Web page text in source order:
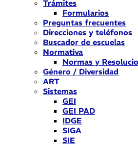
Trámites
Formularios
Preguntas frecuentes
Direcciones y teléfonos
Buscador de escuelas
Normativa
Normas y
Género / Diversidad
ART
Sistemas
GEI
GEI PAD
IDGE
SIGA
SIE